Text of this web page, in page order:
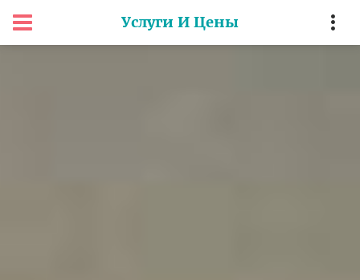
Услуги И Цены